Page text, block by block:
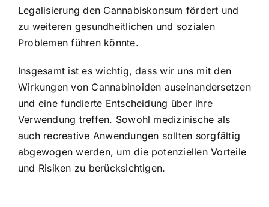
Legalisierung den Cannabiskonsum fördert und
zu weiteren gesundheitlichen und sozialen
Problemen führen könnte.
Insgesamt ist es wichtig, dass wir uns mit den
Wirkungen von Cannabinoiden auseinandersetzen
und eine fundierte Entscheidung über ihre
Verwendung treffen. Sowohl medizinische als
auch recreative Anwendungen sollten sorgfältig
abgewogen werden, um die potenziellen Vorteile
und Risiken zu berücksichtigen.